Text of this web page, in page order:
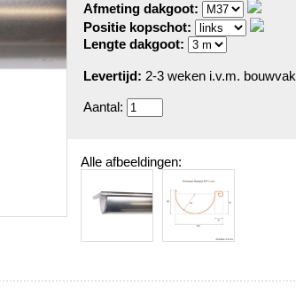
Afmeting dakgoot:
Positie kopschot:
Lengte dakgoot:
Levertijd: 2-3 weken i.v.m. bouwvak
Aantal:
Alle afbeeldingen: